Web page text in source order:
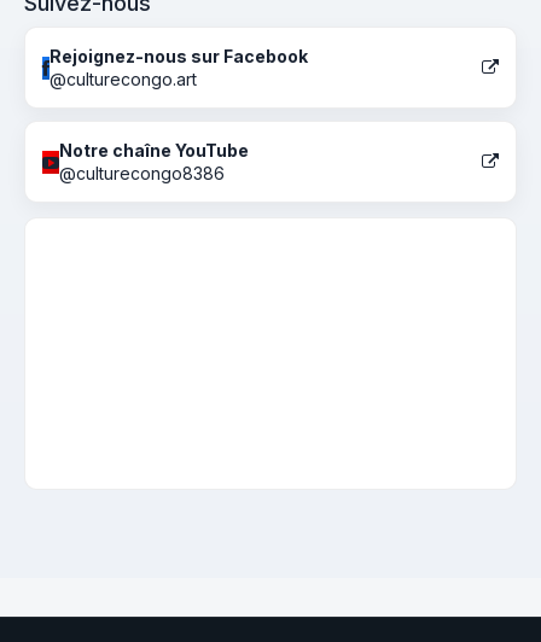
Rejoignez-nous sur Facebook
@culturecongo.art
Notre chaîne YouTube
@culturecongo8386